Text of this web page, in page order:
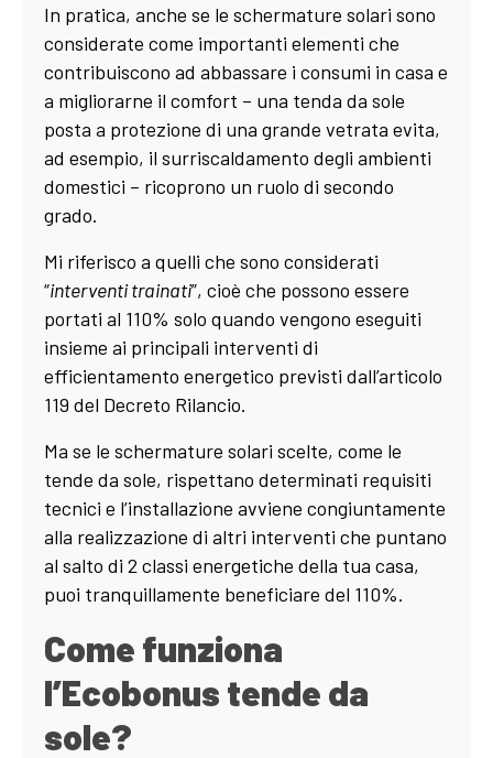
In pratica, anche se le schermature solari sono
considerate come importanti elementi che
contribuiscono ad abbassare i consumi in casa e
a migliorarne il comfort – una tenda da sole
posta a protezione di una grande vetrata evita,
ad esempio, il surriscaldamento degli ambienti
domestici – ricoprono un ruolo di secondo
grado.
Mi riferisco a quelli che sono considerati
“interventi trainati”, cioè che possono essere
portati al 110% solo quando vengono eseguiti
insieme ai principali interventi di
efficientamento energetico previsti dall’articolo
119 del Decreto Rilancio.
Ma se le schermature solari scelte, come le
tende da sole, rispettano determinati requisiti
tecnici e l’installazione avviene congiuntamente
alla realizzazione di altri interventi che puntano
al salto di 2 classi energetiche della tua casa,
puoi tranquillamente beneficiare del 110%.
Come funziona
l’Ecobonus tende da
sole?